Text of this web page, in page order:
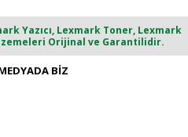
Yazıcı, Lexmark Toner, Lexmark
Orijinal ve Garantilidir.
BİZ